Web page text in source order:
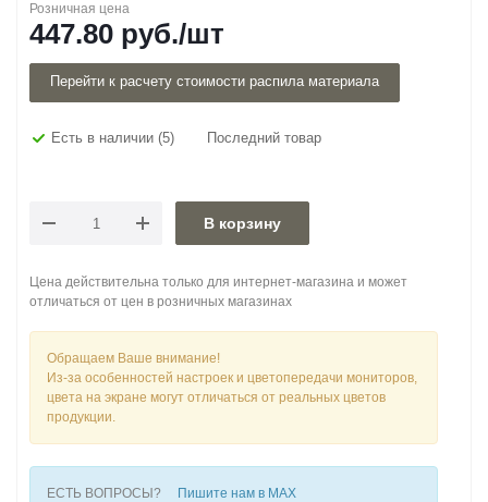
Розничная цена
447.80 руб./шт
Перейти к расчету стоимости распила материала
Есть в наличии (5) Последний товар
В корзину
Цена действительна только для интернет-магазина и может
отличаться от цен в розничных магазинах
Обращаем Ваше внимание!
Из-за особенностей настроек и цветопередачи мониторов,
цвета на экране могут отличаться от реальных цветов
продукции.
ЕСТЬ ВОПРОСЫ? Пишите нам в MAX